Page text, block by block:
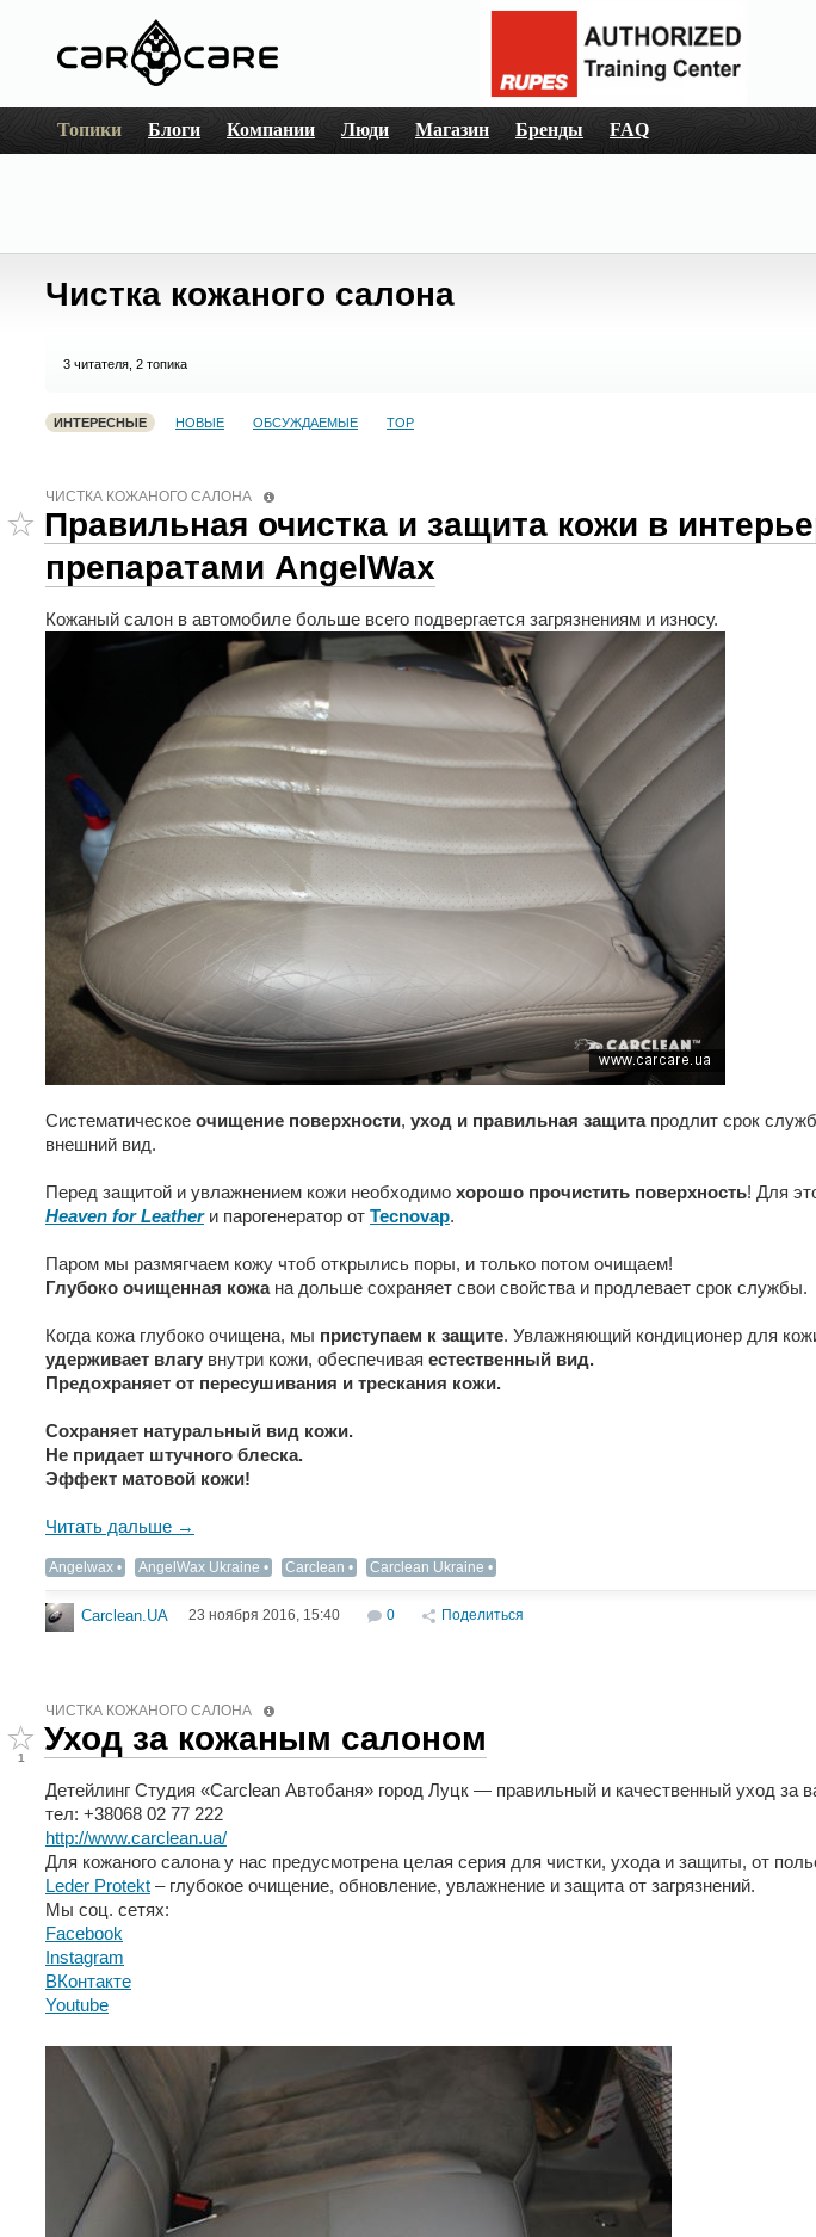
Топики Блоги Компании Люди Магазин Бренды FAQ
Чистка кожаного салона
3 читателя, 2 топика
ИНТЕРЕСНЫЕ НОВЫЕ ОБСУЖДАЕМЫЕ TOP
ЧИСТКА КОЖАНОГО САЛОНА
Правильная очистка и защита кожи в
препаратами AngelWax
Кожаный салон в автомобиле больше всего подвергается загрязнениям и износу.
Систематическое очищение поверхности, уход и правильная защитапродлит срок
внешний вид.
Перед защитой и увлажнением кожи необходимо хорошо прочистить поверхность! Для
Heaven for Leatherи парогенератор от Tecnovap.
Паром мы размягчаем кожу чтоб открылись поры, и только потом очищаем!
Глубоко очищенная кожана дольше сохраняет свои свойства и продлевает срок службы.
Когда кожа глубоко очищена, мы приступаем к защите. Увлажняющий кондиционер для
удерживает влагу внутри кожи, обеспечивая естественный вид.
Предохраняет от пересушивания и трескания кожи.
Сохраняет натуральный вид кожи.
Не придает штучного блеска.
Эффект матовой кожи!
Читать дальше →
Angelwax AngelWax Ukraine Carclean Carclean Ukraine
Carclean.UA 23 ноября 2016, 15:40 0 Поделиться
ЧИСТКА КОЖАНОГО САЛОНА
1
Уход за кожаным салоном
Детейлинг Студия «Carclean Автобаня» город Луцк — правильный и качественный уход за
тел: +38068 02 77 222
http://www.carclean.ua/
Для кожаного салона у нас предусмотрена целая серия для чистки, ухода и защиты, от
Leder Protekt – глубокое очищение, обновление, увлажнение и защита от загрязнений.
Мы соц. сетях:
Facebook
Instagram
ВКонтакте
Youtube